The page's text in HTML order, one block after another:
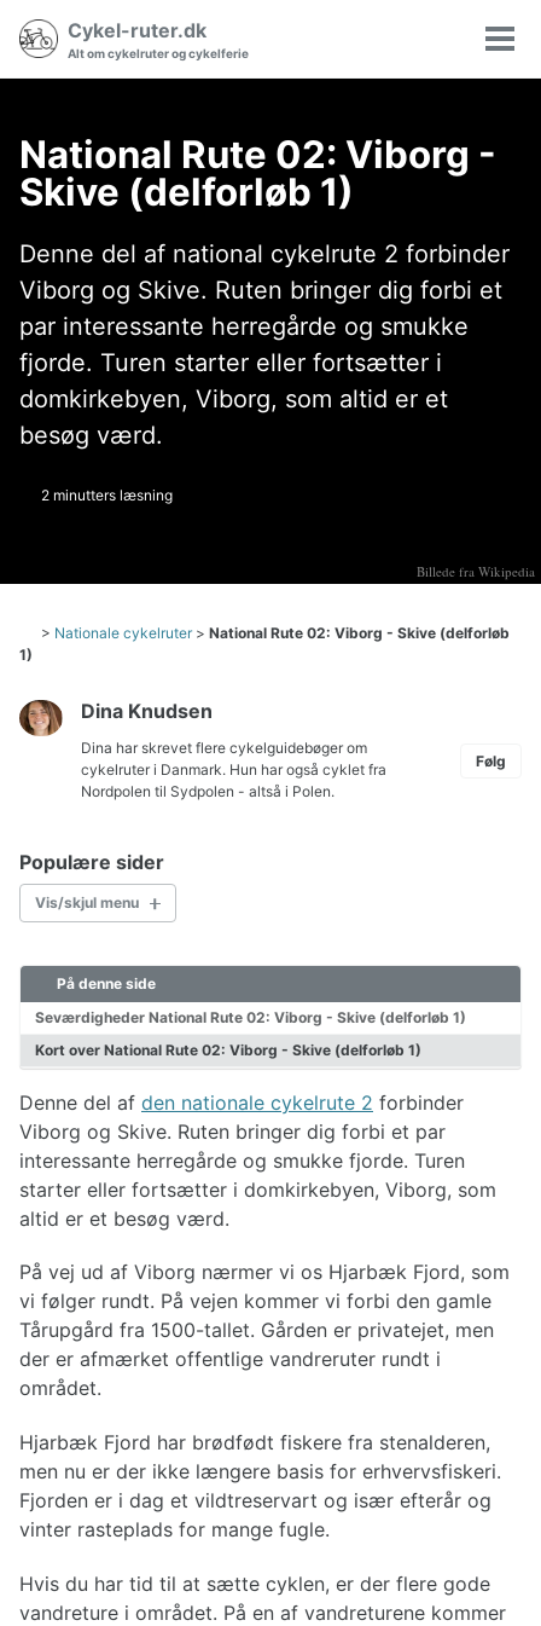
hovedmenuen
indholdet
sidefoden
Cykel-ruter.dk
Alt om cykelruter og cykelferie
SøgningVis/
National Rute 02: Viborg -
Skive (delforløb 1)
Denne del af national cykelrute 2 forbinder
Viborg og Skive. Ruten bringer dig forbi et
par interessante herregårde og smukke
fjorde. Turen starter eller fortsætter i
domkirkebyen, Viborg, som altid er et
besøg værd.
2 minutters læsning
Billede fra Wikipedia
> Nationale cykelruter > National Rute 02: Viborg - Skive (delforløb
1)
Dina Knudsen
Dina har skrevet flere cykelguidebøger om
cykelruter i Danmark. Hun har også cyklet fra
Nordpolen til Sydpolen - altså i Polen.
Følg
Populære sider
Vis/skjul menu
Cykelkort Danmark
Børn på cykeltur
Hvordan pakkes cyklen?
Pakkeliste til cykeltur
Planlægning af cykelturen
Påklædning til cykelturen
Reparationer af cykel
Nationale cykelruter
Regionale cykelruter
Cykelruter København
Cykelruter Århus
Cykelruter Vestjylland
Cykelruter Bornholm
Cykelruter Fyn
Banestier
På denne side
Seværdigheder National Rute 02: Viborg - Skive (delforløb 1)
Kort over National Rute 02: Viborg - Skive (delforløb 1)
Denne del af den nationale cykelrute 2 forbinder
Viborg og Skive. Ruten bringer dig forbi et par
interessante herregårde og smukke fjorde. Turen
starter eller fortsætter i domkirkebyen, Viborg, som
altid er et besøg værd.
På vej ud af Viborg nærmer vi os Hjarbæk Fjord, som
vi følger rundt. På vejen kommer vi forbi den gamle
Tårupgård fra 1500-tallet. Gården er privatejet, men
der er afmærket offentlige vandreruter rundt i
området.
Hjarbæk Fjord har brødfødt fiskere fra stenalderen,
men nu er der ikke længere basis for erhvervsfiskeri.
Fjorden er i dag et vildtreservart og især efterår og
vinter rasteplads for mange fugle.
Hvis du har tid til at sætte cyklen, er der flere gode
vandreture i området. På en af vandreturene kommer